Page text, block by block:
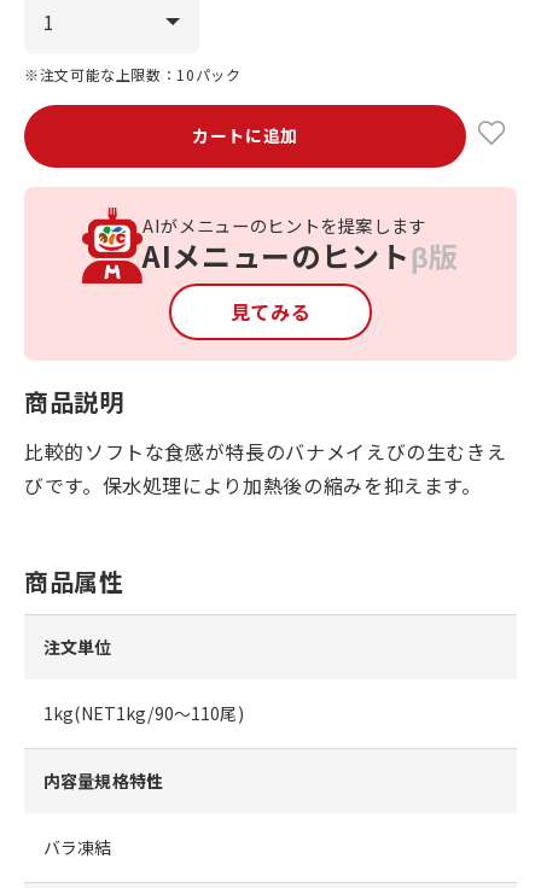
※注文可能な上限数：10パック
カートに追加
AIがメニューのヒントを提案します
AIメニューのヒントβ版
見てみる
商品説明
比較的ソフトな食感が特長のバナメイえびの生むきえ
びです。保水処理により加熱後の縮みを抑えます。
商品属性
注文単位
1kg(NET1kg/90～110尾)
内容量規格特性
バラ凍結